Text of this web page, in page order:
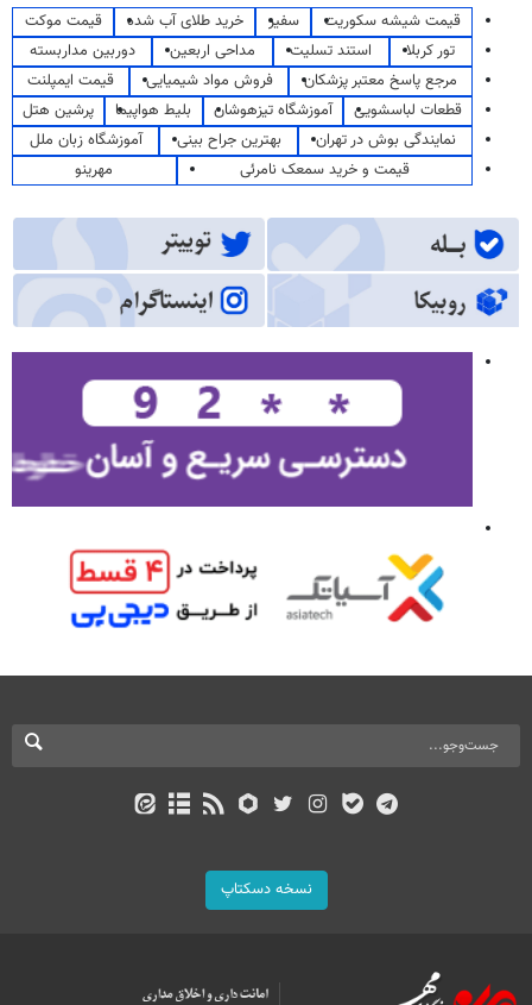
قیمت شیشه سکوریت سفیر خرید طلای آب شده
قیمت موکت
تور کربلا
استند تسلیت مداحی اربعین
دوربین مداربسته
مرجع پاسخ معتبر پزشکان
فروش مواد شیمیایی
قیمت ایمپلنت
قطعات لباسشویی
آموزشگاه تیزهوشان بلیط هواپیما
پرشین هتل
نمایندگی بوش در تهران
بهترین جراح بینی
آموزشگاه زبان ملل
قیمت و خرید سمعک نامرئی
مهرینو
نسخه دسکتاپ